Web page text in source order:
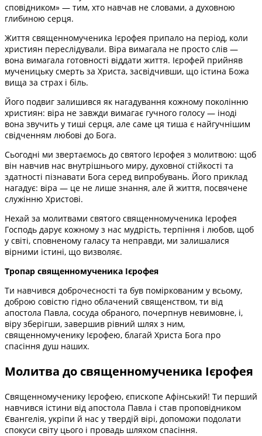
сповідником» — тим, хто навчав не словами, а духовною
глибиною серця.
Життя священномученика Ієрофея припало на період, коли
християн переслідували. Віра вимагала не просто слів —
вона вимагала готовності віддати життя. Ієрофей прийняв
мученицьку смерть за Христа, засвідчивши, що істина Божа
вища за страх і біль.
Його подвиг залишився як нагадування кожному поколінню
християн: віра не завжди вимагає гучного голосу — іноді
вона звучить у тиші серця, але саме ця тиша є найгучнішим
свідченням любові до Бога.
Сьогодні ми звертаємось до святого Ієрофея з молитвою: щоб
він навчив нас внутрішнього миру, духовної стійкості та
здатності пізнавати Бога серед випробувань. Його приклад
нагадує: віра — це не лише знання, але й життя, посвячене
служінню Христові.
Нехай за молитвами святого священномученика Ієрофея
Господь дарує кожному з нас мудрість, терпіння і любов, щоб
у світі, сповненому галасу та неправди, ми залишалися
вірними істині, що визволяє.
Тропар священномученика Ієрофея
Ти навчився доброчесності та був поміркованим у всьому,
доброю совістю гідно облачений священством, ти від
апостола Павла, сосуда обраного, почерпнув невимовне, і,
віру зберігши, завершив рівний шлях з ним,
священномученику Ієрофею, благай Христа Бога про
спасіння душ наших.
Молитва до священномученика Ієрофея
Священномученику Ієрофею, єпископе Афінський! Ти перший
навчився істини від апостола Павла і став проповідником
Євангелія, укріпи й нас у твердій вірі, допоможи подолати
спокуси світу цього і провадь шляхом спасіння.